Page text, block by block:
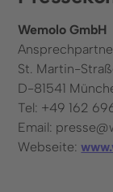
Wemolo GmbH
St. Martin-
D-81541
Tel: +49 162
Email:
Webseite: